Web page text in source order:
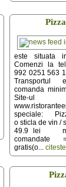
este situata
Comenzi la
992 0251 563
Transportul
comanda
Site-ul
speciale:
o sticla de vin /
49.9 lei
gratis(o...